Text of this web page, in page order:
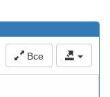
Все